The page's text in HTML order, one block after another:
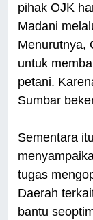
pihak OJK
Madani
Menurutnya,
untuk
petani.
Sumbar
Sementara
tugas
Daerah
bantu